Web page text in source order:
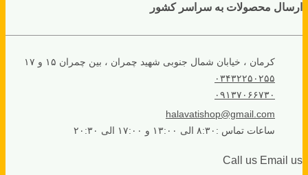
ارسال محصولات به سراسر کشور
کرمان ، خیابان شمال جنوبی شهید چمران ، بین چمران ۱۵ و ۱۷
۰۳۴۳۲۲۵۰۲۵۵
۰۹۱۳۷۰۶۶۷۳۰
halavatishop@gmail.com
ساعات تماس :۸:۳۰ الی ۱۳:۰۰ و ۱۷:۰۰ الی ۲۰:۳۰
Call us Email us